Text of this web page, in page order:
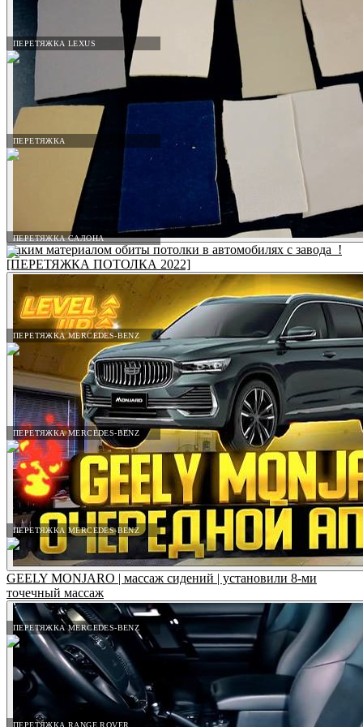
ПЕРЕТЯЖКА LEXUS
ПЕРЕТЯЖКА
ПЕРЕТЯЖКА САЛОНА
ПЕРЕТЯЖКА MERCEDES-BENZ
ПЕРЕТЯЖКА MERCEDES-BENZ
ПЕРЕТЯЖКА MERCEDES-BENZ
ПЕРЕТЯЖКА MERCEDES-BENZ
ПЕРЕТЯЖКА RANGE ROVER
Каким материалом обиты потолки в автомобилях с завода_!
[ПЕРЕТЯЖКА ПОТОЛКА 2022]
GEELY MONJARO | массаж сидений | установили 8-ми
точечный массаж